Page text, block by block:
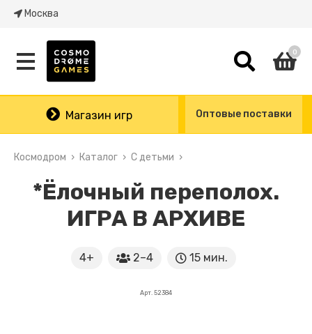
Москва
0
Магазин игр Оптовые поставки
Космодром Каталог С детьми
*Ёлочный переполох.
ИГРА В АРХИВЕ
4+ 2–4 15 мин.
Арт. 52384